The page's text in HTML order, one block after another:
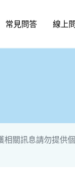
常見問答 線上
關訊息請勿提供